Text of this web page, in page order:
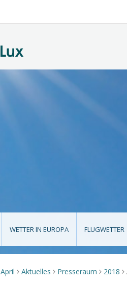
WETTER IN EUROPA FLUGWETTER
April > Aktuelles > Presseraum > 2018 >